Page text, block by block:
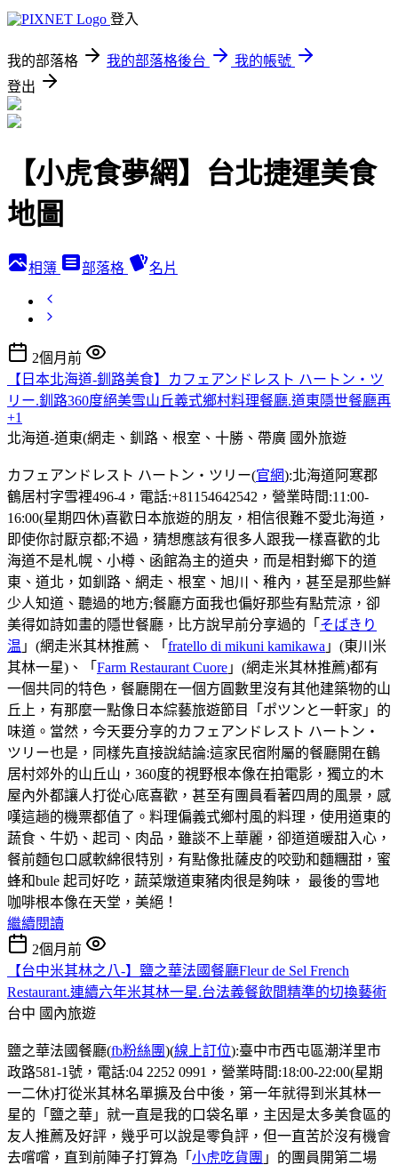
登入
我的部落格 我的部落格後台
我的帳號
登出
【小虎食夢網】台北捷運美食
地圖
相簿 部落格 名片
2個月前
【日本北海道-釧路美食】カフェアンドレスト ハートン・ツ
リー.釧路360度絕美雪山丘義式鄉村料理餐廳.道東隱世餐廳再
+1
北海道-道東(網走、釧路、根室、十勝、帶廣 國外旅遊
カフェアンドレスト ハートン・ツリー(官網):北海道阿寒郡
鶴居村字雪裡496-4，電話:+81154642542，營業時間:11:00-
16:00(星期四休)喜歡日本旅遊的朋友，相信很難不愛北海道，
即使你討厭京都;不過，猜想應該有很多人跟我一樣喜歡的北
海道不是札幌、小樽、函館為主的道央，而是相對鄉下的道
東、道北，如釧路、網走、根室、旭川、稚內，甚至是那些鮮
少人知道、聽過的地方;餐廳方面我也偏好那些有點荒涼，卻
美得如詩如畫的隱世餐廳，比方說早前分享過的「 そばきり
温 」(網走米其林推薦、「 fratello di mikuni kamikawa 」(東川米
其林一星)、「 Farm Restaurant Cuore 」(網走米其林推薦)都有
一個共同的特色，餐廳開在一個方圓數里沒有其他建築物的山
丘上，有那麼一點像日本綜藝旅遊節目「ポツンと一軒家」的
味道。當然，今天要分享的カフェアンドレスト ハートン・
ツリー也是，同樣先直接說結論:這家民宿附屬的餐廳開在鶴
居村郊外的山丘山，360度的視野根本像在拍電影，獨立的木
屋內外都讓人打從心底喜歡，甚至有團員看著四周的風景，感
嘆這趟的機票都值了。料理偏義式鄉村風的料理，使用道東的
蔬食、牛奶、起司、肉品，雖談不上華麗，卻道道暖甜入心，
餐前麵包口感軟綿很特別，有點像批薩皮的咬勁和麵糰甜，蜜
蜂和bule 起司好吃，蔬菜燉道東豬肉很是夠味， 最後的雪地
咖啡根本像在天堂，美絕！
繼續閱讀
2個月前
【台中米其林之八-】鹽之華法國餐廳Fleur de Sel French
Restaurant.連續六年米其林一星.台法義餐飲間精準的切換藝術
台中 國內旅遊
鹽之華法國餐廳(fb粉絲團)(線上訂位):臺中市西屯區潮洋里市
政路581-1號，電話:04 2252 0991，營業時間:18:00-22:00(星期
一二休)打從米其林名單擴及台中後，第一年就得到米其林一
星的「鹽之華」就一直是我的口袋名單，主因是太多美食區的
友人推薦及好評，幾乎可以說是零負評，但一直苦於沒有機會
去嚐嚐，直到前陣子打算為「 小虎吃貨團 」的團員開第二場